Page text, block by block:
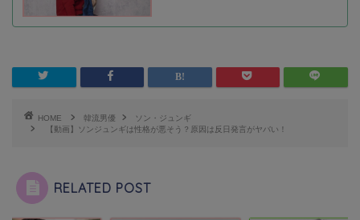
HOME 韓流男優
ソン・ジュンギ
【動画】ソンジュンギは性格が悪そう？原因は反日発言がヤバい！
RELATED POST